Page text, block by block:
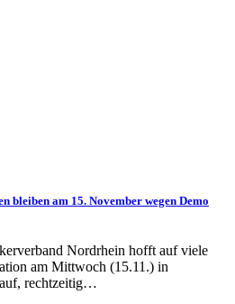
bleiben am 15. November wegen Demo
Nordrhein hofft auf viele
am Mittwoch (15.11.) in
rechtzeitig…